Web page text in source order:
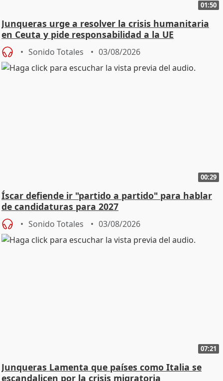
01:50
Junqueras urge a resolver la crisis humanitaria
en Ceuta y pide responsabilidad a la UE
Sonido Totales 03/08/2026
00:29
Íscar defiende ir "partido a partido" para hablar
de candidaturas para 2027
Sonido Totales 03/08/2026
07:21
Junqueras Lamenta que países como Italia se
escandalicen por la crisis migratoria